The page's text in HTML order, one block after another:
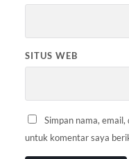
SITUS WEB
Simpan nama,
untuk komentar saya